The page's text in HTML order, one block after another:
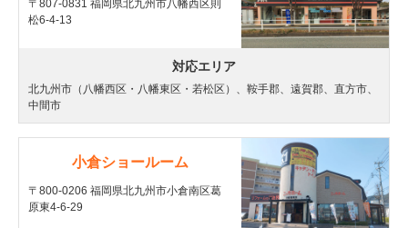
〒807-0831 福岡県北九州市八幡西区則
松6-4-13
対応エリア
北九州市（八幡西区・八幡東区・若松区）、鞍手郡、遠賀郡、直方市、
中間市
小倉ショールーム
〒800-0206 福岡県北九州市小倉南区葛
原東4-6-29